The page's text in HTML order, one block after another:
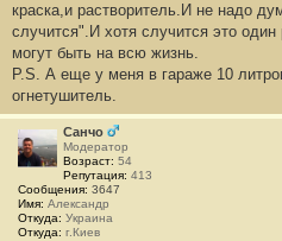
краска,и растворитель.И не надо
случится".И хотя случится это
могут быть на всю жизнь.
P.S. А еще у меня в гараже 10
огнетушитель.
Санчо
Модератор
Возраст: 54
Репутация: 413
Сообщения: 3647
Имя: Александр
Откуда: Украина
Откуда: г.Киев